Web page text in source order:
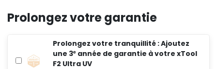
Prolongez votre garantie
Prolongez votre tranquillité : Ajoutez
une 3ᵉ année de garantie à votre xTool
F2 Ultra UV